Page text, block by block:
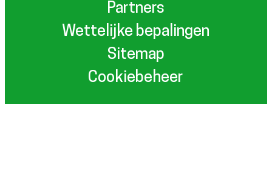
Partners
Wettelijke bepalingen
Sitemap
Cookiebeheer